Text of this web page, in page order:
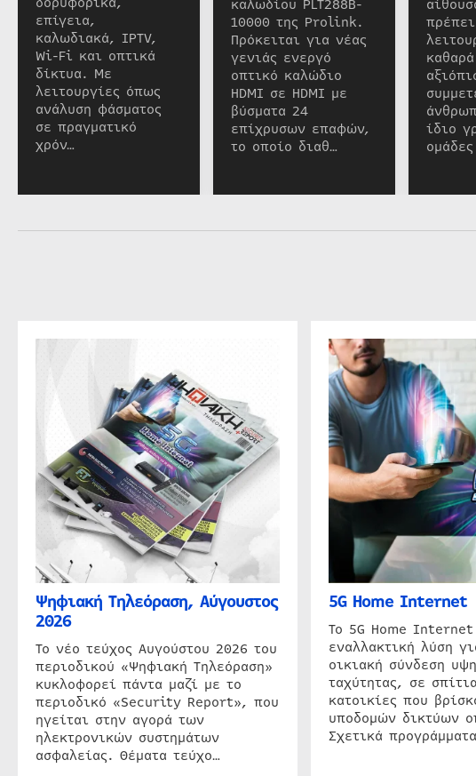
επίγεια,
καλωδιακά, IPTV,
Wi-Fi και οπτικά
δίκτυα. Με
λειτουργίες όπως
ανάλυση φάσματος
σε πραγματικό
χρόν…
καλωδίου PLT288B-
10000 της Prolink.
Πρόκειται για νέας
γενιάς ενεργό
οπτικό καλώδιο
HDMI σε HDMI με
βύσματα 24
επίχρυσων επαφών,
το οποίο διαθ…
ίδιο
Ψηφιακή Τηλεόραση, Αύγουστος
2026
Το νέο τεύχος Αυγούστου 2026 του
περιοδικού «Ψηφιακή Τηλεόραση»
κυκλοφορεί πάντα μαζί με το
περιοδικό «Security Report», που
ηγείται στην αγορά των
ηλεκτρονικών συστημάτων
ασφαλείας. Θέματα τεύχο…
5G Home Internet
Το 5G Home Internet
εναλλακτική λύση
οικιακή σύνδεση
ταχύτητας, σε
κατοικίες που
υποδομών δικτύων
Σχετικά